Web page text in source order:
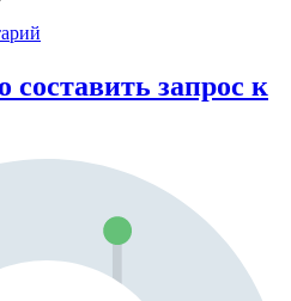
запрос к